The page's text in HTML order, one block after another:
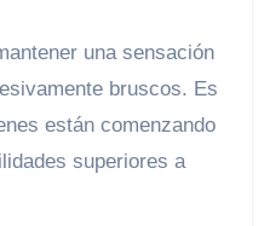
una sensación
bruscos. Es
están comenzando
superiores a